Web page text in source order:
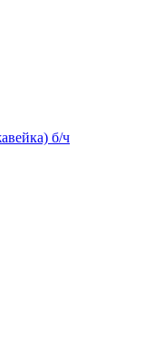
б/ч